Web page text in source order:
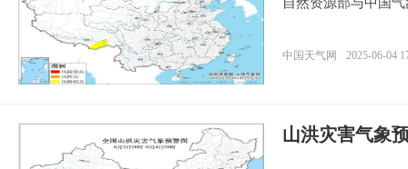
中国天气网 2025-06-04
山洪灾害气象